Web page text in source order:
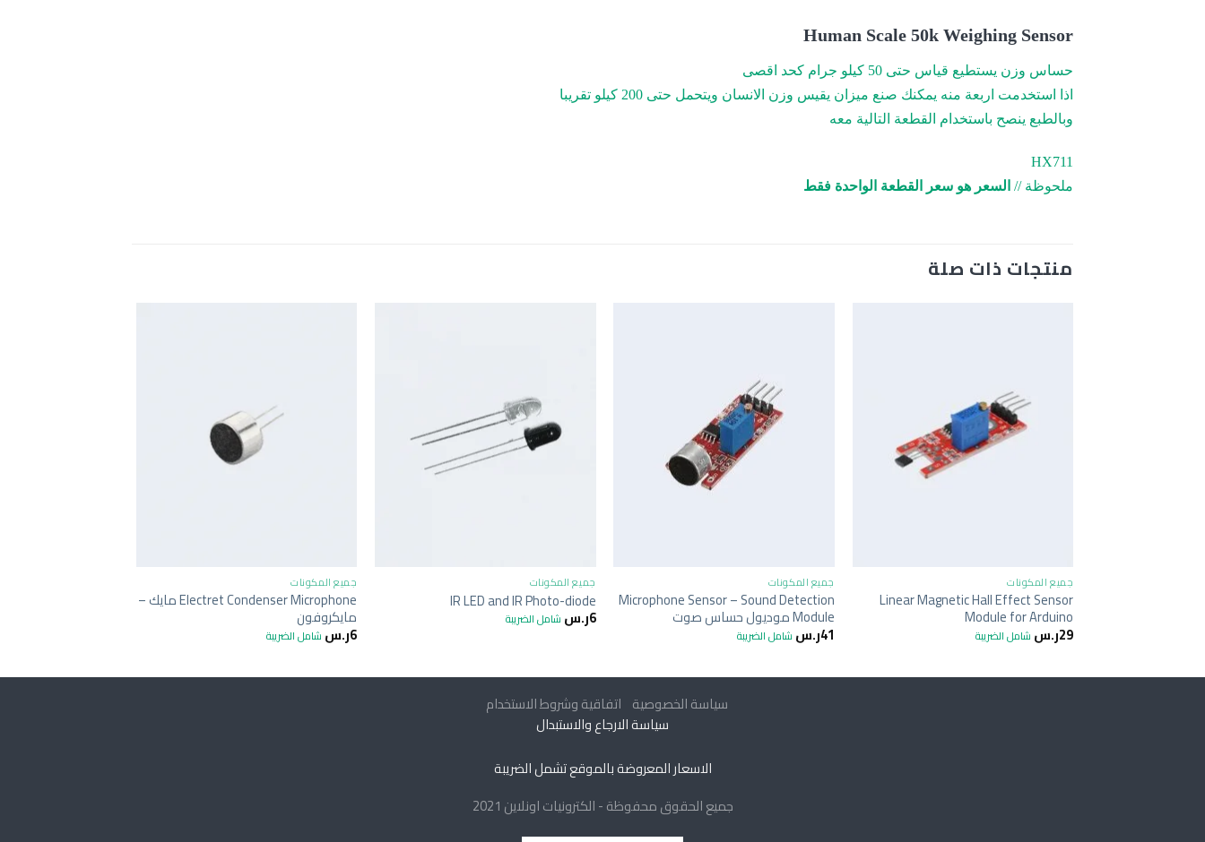
Human Scale 50k Weighing Sensor
حساس وزن يستطيع قياس حتى 50 كيلو جرام كحد اقصى
اذا استخدمت اربعة منه يمكنك صنع ميزان يقيس وزن الانسان ويتحمل حتى 200 كيلو تقريبا
وبالطبع ينصح باستخدام القطعة التالية معه
HX711
ملحوظة // السعر هو سعر القطعة الواحدة فقط
منتجات ذات صلة
جميع المكونات
Linear Magnetic Hall Effect Sensor
Module for Arduino
29ر.س شامل الضريبة
جميع المكونات
Microphone Sensor – Sound Detection
Module موديول حساس صوت
41ر.س شامل الضريبة
جميع المكونات
IR LED and IR Photo-diode
6ر.س شامل الضريبة
جميع المكونات
Electret Condenser Microphone مايك –
مايكروفون
6ر.س شامل الضريبة
سياسة الخصوصية اتفاقية وشروط الاستخدام
سياسة الارجاع والاستبدال
الاسعار المعروضة بالموقع تشمل الضريبة
جميع الحقوق محفوظة - الكترونيات اونلاين 2021